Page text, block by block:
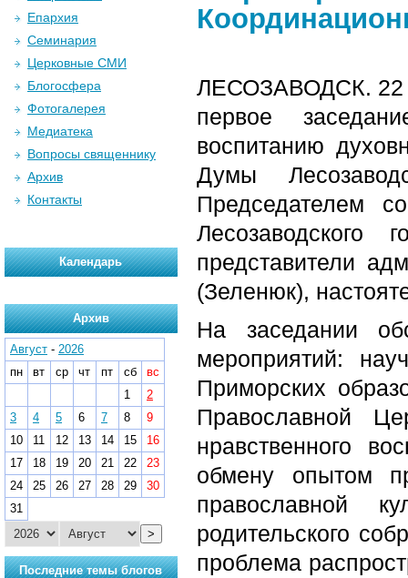
ЛЕСОЗАВОДСК. 22
первое
воспитанию
Думы
Председателем
Лесозаводского
представители
(Зеленюк),
На заседании
мероприятий:
Приморских
Православной
нравственного
обмену опытом
православной
родительского
проблема
Епархия
Семинария
Церковные СМИ
Блогосфера
Фотогалерея
Медиатека
Вопросы священнику
Архив
Контакты
Календарь
Архив
Август - 2026
пн
вт ср чт пт сб
вс
1
2
3
4 5 6 7 8
9
10
11 12 13 14 15
16
17
18 19 20 21 22
23
24
25 26 27 28 29
30
31
>
Последние темы блогов